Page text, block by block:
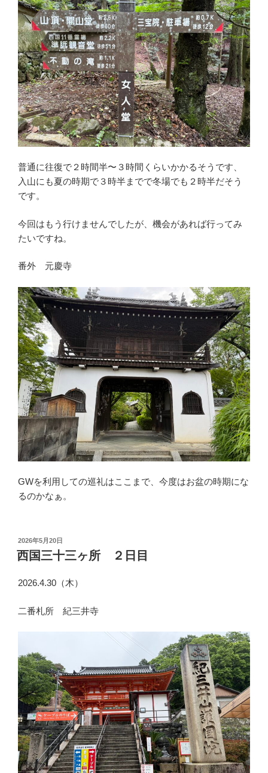
普通に往復で２時間半〜３時間くらいかかるそうです、
入山にも夏の時期で３時半までで冬場でも２時半だそう
です。
今回はもう行けませんでしたが、機会があれば行ってみ
たいですね。
番外 元慶寺
GWを利用しての巡礼はここまで、今度はお盆の時期にな
るのかなぁ。
投
稿
日:
2026年5月20日
西国三十三ヶ所 ２日目
2026.4.30（木）
二番札所 紀三井寺